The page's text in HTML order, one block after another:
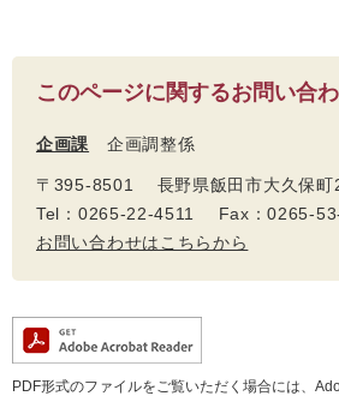
このページに関するお問い合
企画課 企画調整係
〒395-8501 長野県飯田市大久保
Tel：0265-22-4511 Fax：0265-
お問い合わせはこちらから
PDF形式のファイルをご覧いただく場合には、